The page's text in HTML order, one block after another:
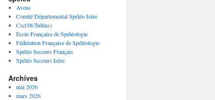
Avens
Comité Départemental Spéléo Isère
Csct38(Tullins)
Ecole Française de Spéléologie
Fédération Française de Spéléologie
Spéléo Secours Français
Spéléo Secours Isère
Archives
mai 2026
mars 2026